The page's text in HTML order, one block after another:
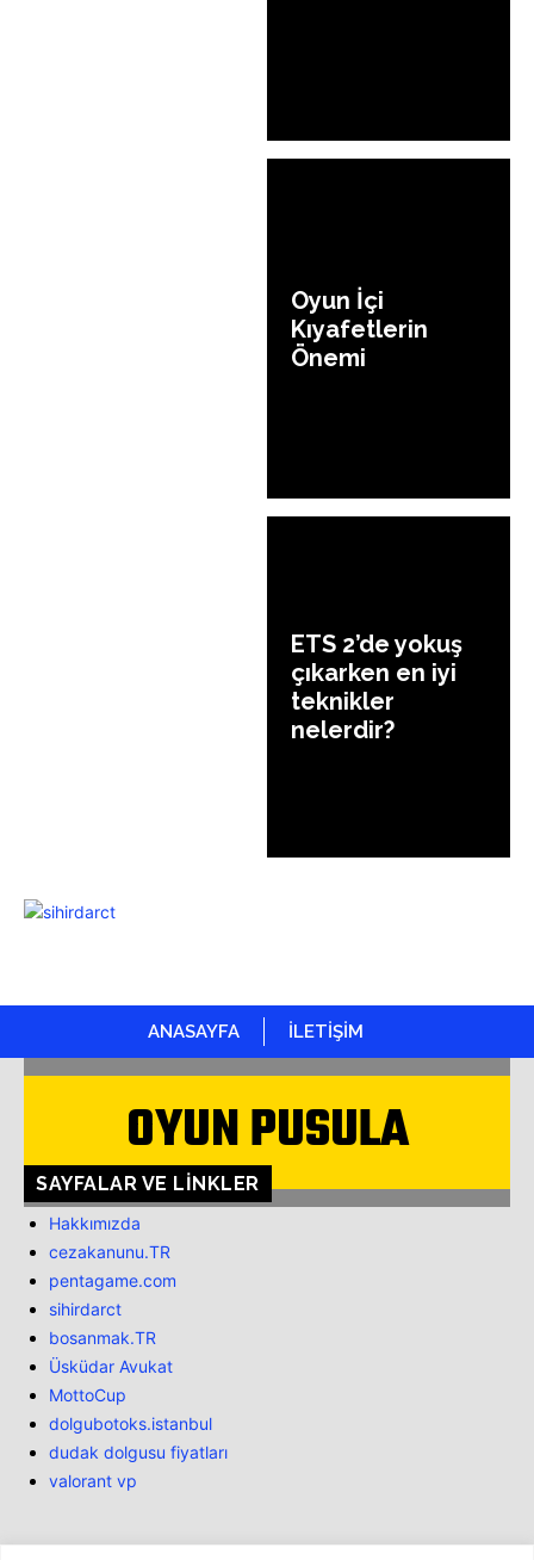
Oyun İçi
Kıyafetlerin
Önemi
ETS 2’de yokuş
çıkarken en iyi
teknikler
nelerdir?
ANASAYFA İLETİŞİM
OYUN PUSULA
SAYFALAR VE LINKLER
Hakkımızda
cezakanunu.TR
pentagame.com
sihirdarct
bosanmak.TR
Üsküdar Avukat
MottoCup
dolgubotoks.istanbul
dudak dolgusu fiyatları
valorant vp